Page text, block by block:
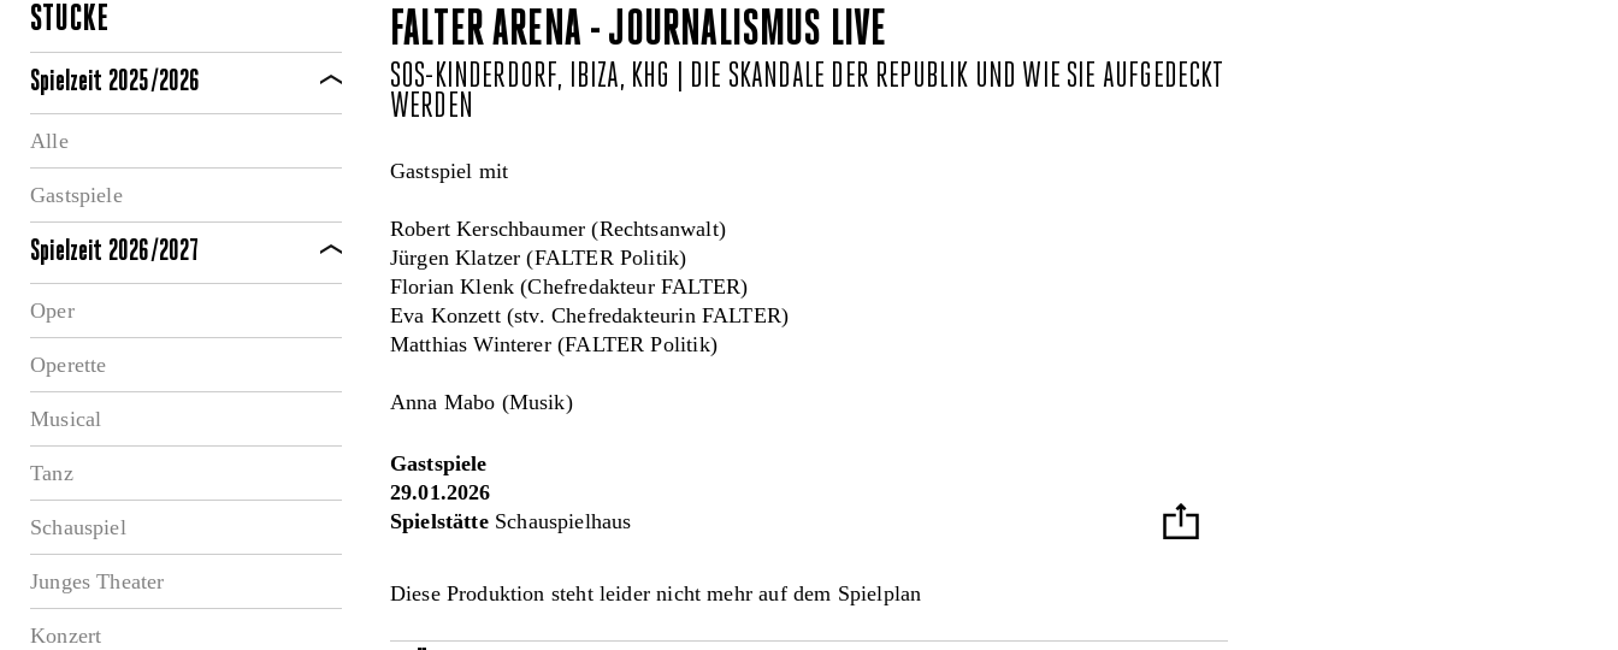
STÜCKE
Spielzeit 2025/2026
Alle
Gastspiele
Spielzeit 2026/2027
Oper
Operette
Musical
Tanz
Schauspiel
Junges Theater
Konzert
FALTER ARENA - JOURNALISMUS LIVE
SOS-KINDERDORF, IBIZA, KHG | DIE SKANDALE DER REPUBLIK UND WIE SIE AUFGEDECKT
WERDEN
Gastspiel mit
Robert Kerschbaumer (Rechtsanwalt)
Jürgen Klatzer (FALTER Politik)
Florian Klenk (Chefredakteur FALTER)
Eva Konzett (stv. Chefredakteurin FALTER)
Matthias Winterer (FALTER Politik)
Anna Mabo (Musik)
Gastspiele
29.01.2026
SpielstätteSchauspielhaus
Diese Produktion steht leider nicht mehr auf dem Spielplan